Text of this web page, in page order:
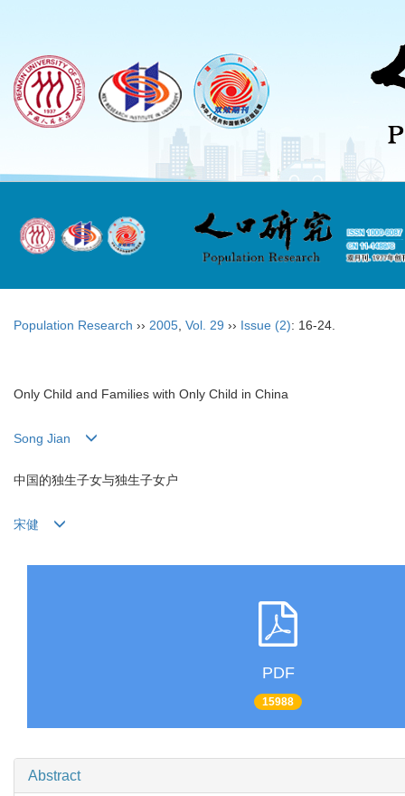
Population Research ›› 2005 Vol. 29 ›› Issue (2): 16-24.
Only Child and Families with Only Child in China
Song Jian
中国的独生子女与独生子女户
宋健
PDF
15988
Abstract